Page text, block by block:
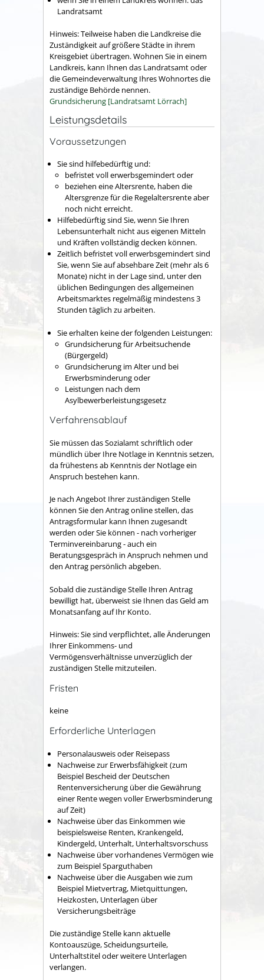
Landratsamt
Hinweis: Teilweise haben die Landkreise die
Zuständigkeit auf größere Städte in ihrem
Kreisgebiet übertragen. Wohnen Sie in einem
Landkreis, kann Ihnen das Landratsamt oder
die Gemeindeverwaltung Ihres Wohnortes die
zuständige Behörde nennen.
Grundsicherung [Landratsamt Lörrach]
Leistungsdetails
Voraussetzungen
Sie sind hilfebedürftig und:
befristet voll erwerbsgemindert oder
beziehen eine Altersrente, haben die
Altersgrenze für die Regelaltersrente aber
noch nicht erreicht.
Hilfebedürftig sind Sie, wenn Sie Ihren
Lebensunterhalt nicht aus eigenen Mitteln
und Kräften vollständig decken können.
Zeitlich befristet voll erwerbsgemindert sind
Sie, wenn Sie auf absehbare Zeit (mehr als 6
Monate) nicht in der Lage sind, unter den
üblichen Bedingungen des allgemeinen
Arbeitsmarktes regelmäßig mindestens 3
Stunden täglich zu arbeiten.
Sie erhalten keine der folgenden Leistungen:
Grundsicherung für Arbeitsuchende
(Bürgergeld)
Grundsicherung im Alter und bei
Erwerbsminderung oder
Leistungen nach dem
Asylbewerberleistungsgesetz
Verfahrensablauf
Sie müssen das Sozialamt schriftlich oder
mündlich über Ihre Notlage in Kenntnis setzen,
da frühestens ab Kenntnis der Notlage ein
Anspruch bestehen kann.
Je nach Angebot Ihrer zuständigen Stelle
können Sie den Antrag online stellen, das
Antragsformular kann Ihnen zugesandt
werden oder Sie können - nach vorheriger
Terminvereinbarung - auch ein
Beratungsgespräch in Anspruch nehmen und
den Antrag persönlich abgeben.
Sobald die zuständige Stelle Ihren Antrag
bewilligt hat, überweist sie Ihnen das Geld am
Monatsanfang auf Ihr Konto.
Hinweis: Sie sind verpflichtet, alle Änderungen
Ihrer Einkommens- und
Vermögensverhältnisse unverzüglich der
zuständigen Stelle mitzuteilen.
Fristen
keine
Erforderliche Unterlagen
Personalausweis oder Reisepass
Nachweise zur Erwerbsfähigkeit (zum
Beispiel Bescheid der Deutschen
Rentenversicherung über die Gewährung
einer Rente wegen voller Erwerbsminderung
auf Zeit)
Nachweise über das Einkommen wie
beispielsweise Renten, Krankengeld,
Kindergeld, Unterhalt, Unterhaltsvorschuss
Nachweise über vorhandenes Vermögen wie
zum Beispiel Sparguthaben
Nachweise über die Ausgaben wie zum
Beispiel Mietvertrag, Mietquittungen,
Heizkosten, Unterlagen über
Versicherungsbeiträge
Die zuständige Stelle kann aktuelle
Kontoauszüge, Scheidungsurteile,
Unterhaltstitel oder weitere Unterlagen
verlangen.